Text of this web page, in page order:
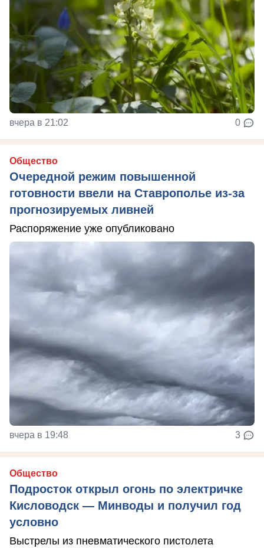
вчера в 21:02 0
Общество
Очередной режим повышенной
готовности ввели на Ставрополье из-за
прогнозируемых ливней
Распоряжение уже опубликовано
вчера в 19:48 3
Общество
Подросток открыл огонь по электричке
Кисловодск — Минводы и получил год
условно
Выстрелы из пневматического пистолета